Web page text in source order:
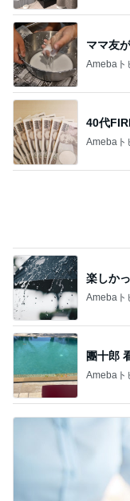
どっちもどっちだと思
妻が戦
Amebaト
3年愛用
Amebaト
長女の
Amebaト